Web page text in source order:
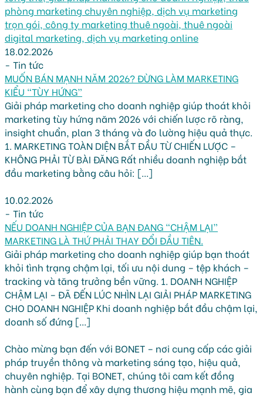
18.02.2026
- Tin tức
MUỐN BÁN MẠNH NĂM 2026? ĐỪNG LÀM MARKETING
KIỂU “TÙY HỨNG”
Giải pháp marketing cho doanh nghiệp giúp thoát khỏi
marketing tùy hứng năm 2026 với chiến lược rõ ràng,
insight chuẩn, plan 3 tháng và đo lường hiệu quả thực.
1. MARKETING TOÀN DIỆN BẮT ĐẦU TỪ CHIẾN LƯỢC –
KHÔNG PHẢI TỪ BÀI ĐĂNG Rất nhiều doanh nghiệp bắt
đầu marketing bằng câu hỏi: [...]
10.02.2026
- Tin tức
NẾU DOANH NGHIỆP CỦA BẠN ĐANG “CHẬM LẠI”
MARKETING LÀ THỨ PHẢI THAY ĐỔI ĐẦU TIÊN.
Giải pháp marketing cho doanh nghiệp giúp bạn thoát
khỏi tình trạng chậm lại, tối ưu nội dung – tệp khách –
tracking và tăng trưởng bền vững. 1. DOANH NGHIỆP
CHẬM LẠI – ĐÃ ĐẾN LÚC NHÌN LẠI GIẢI PHÁP MARKETING
CHO DOANH NGHIỆP Khi doanh nghiệp bắt đầu chậm lại,
doanh số đứng [...]
Chào mừng bạn đến với BONET – nơi cung cấp các giải
pháp truyền thông và marketing sáng tạo, hiệu quả,
chuyên nghiệp. Tại BONET, chúng tôi cam kết đồng
hành cùng bạn để xây dựng thương hiệu mạnh mẽ, gia